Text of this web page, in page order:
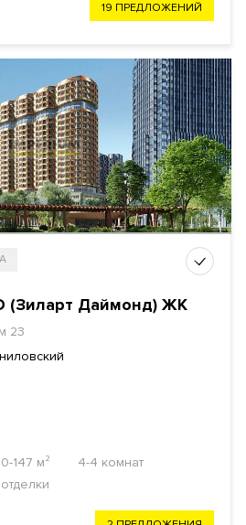
19 ПРЕДЛОЖЕНИЙ
(Зиларт Даймонд) ЖК
23
147 м²
4-4 комнат